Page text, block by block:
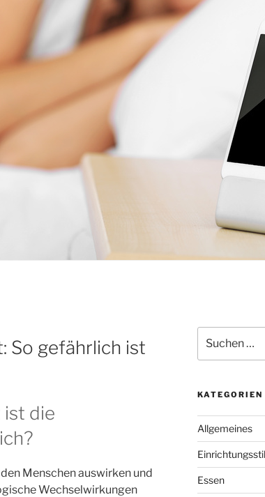
So gefährlich ist
ist die
Menschen auswirken und
Wechselwirkungen
nach:
KATEGORIEN
Allgemeines
Essen